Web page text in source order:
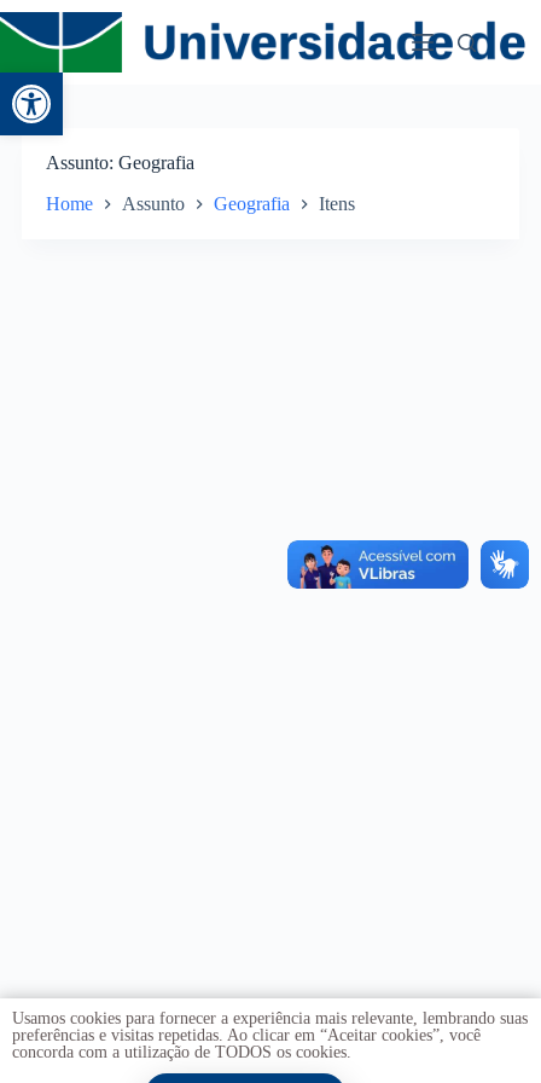
Abrir a barra de ferramentas
Assunto Geografia
Home Assunto Geografia Itens
Usamos cookies para fornecer a experiência mais relevante, lembrando suas
preferências e visitas repetidas. Ao clicar em “Aceitar cookies”, você
concorda com a utilização de TODOS os cookies.